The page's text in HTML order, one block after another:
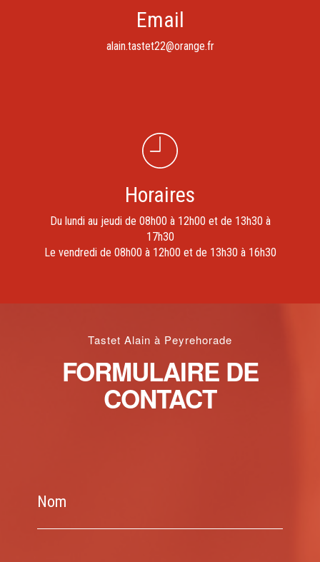
Email
alain.tastet22@orange.fr
Horaires
Du lundi au jeudi de 08h00 à 12h00 et de 13h30 à
17h30
Le vendredi de 08h00 à 12h00 et de 13h30 à 16h30
Tastet Alain à Peyrehorade
FORMULAIRE DE
CONTACT
Nom